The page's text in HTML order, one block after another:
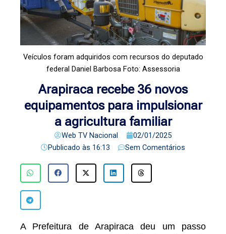
Veículos foram adquiridos com recursos do deputado
federal Daniel Barbosa Foto: Assessoria
Arapiraca recebe 36 novos
equipamentos para impulsionar
a agricultura familiar
Web TV Nacional
02/01/2025
Publicado às 16:13 Sem Comentários
A Prefeitura de Arapiraca deu um passo